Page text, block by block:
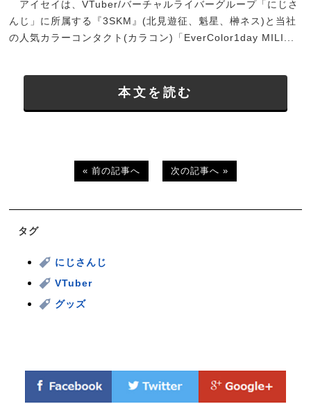
アイセイは、VTuber/バーチャルライバーグループ「にじさ
んじ」に所属する『3SKM』(北見遊征、魁星、榊ネス)と当社
の人気カラーコンタクト(カラコン)「EverColor1day MILI...
本文を読む
« 前の記事へ 次の記事へ »
タグ
にじさんじ
VTuber
グッズ